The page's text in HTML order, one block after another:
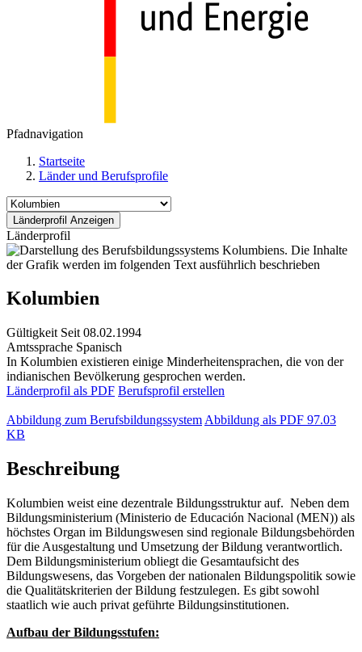
Pfadnavigation
Startseite
Länder und Berufsprofile
Länderprofil
Kolumbien
Gültigkeit Seit 08.02.1994
Amtssprache Spanisch
In Kolumbien existieren einige Minderheitensprachen, die von der
indianischen Bevölkerung gesprochen werden.
Länderprofil als PDF Berufsprofil erstellen
Abbildung zum Berufsbildungssystem Abbildung als PDF 97.03
KB
Beschreibung
Kolumbien weist eine dezentrale Bildungsstruktur auf. Neben dem
Bildungsministerium (Ministerio de Educación Nacional (MEN)) als
höchstes Organ im Bildungswesen sind regionale Bildungsbehörden
für die Ausgestaltung und Umsetzung der Bildung verantwortlich.
Dem Bildungsministerium obliegt die Gesamtaufsicht des
Bildungswesens, das Vorgeben der nationalen Bildungspolitik sowie
die Qualitätskriterien der Bildung festzulegen. Es gibt sowohl
staatlich wie auch privat geführte Bildungsinstitutionen.
Aufbau der Bildungsstufen: